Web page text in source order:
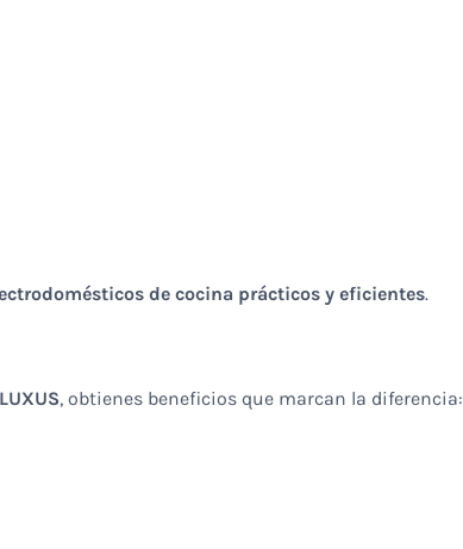
de cocina prácticos y eficientes.
LUXUS, obtienes beneficios que marcan la diferencia: